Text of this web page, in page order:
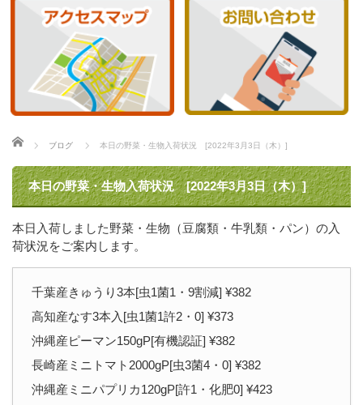
ホーム
ブログ 本日の野菜・生物入荷状況 [2022年3月3日（木）]
本日の野菜・生物入荷状況 [2022年3月3日（木）]
本日入荷しました野菜・生物（豆腐類・牛乳類・パン）の入
荷状況をご案内します。
千葉産きゅうり3本[虫1菌1・9割減] ¥382
高知産なす3本入[虫1菌1許2・0] ¥373
沖縄産ピーマン150gP[有機認証] ¥382
長崎産ミニトマト2000gP[虫3菌4・0] ¥382
沖縄産ミニパプリカ120gP[許1・化肥0] ¥423